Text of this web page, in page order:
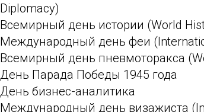
Diplomacy)
Всемирный день истории (World
Международный день феи
Всемирный день пневмоторакса
День Парада Победы 1945 года
День бизнес-аналитика
Международный день визажиста